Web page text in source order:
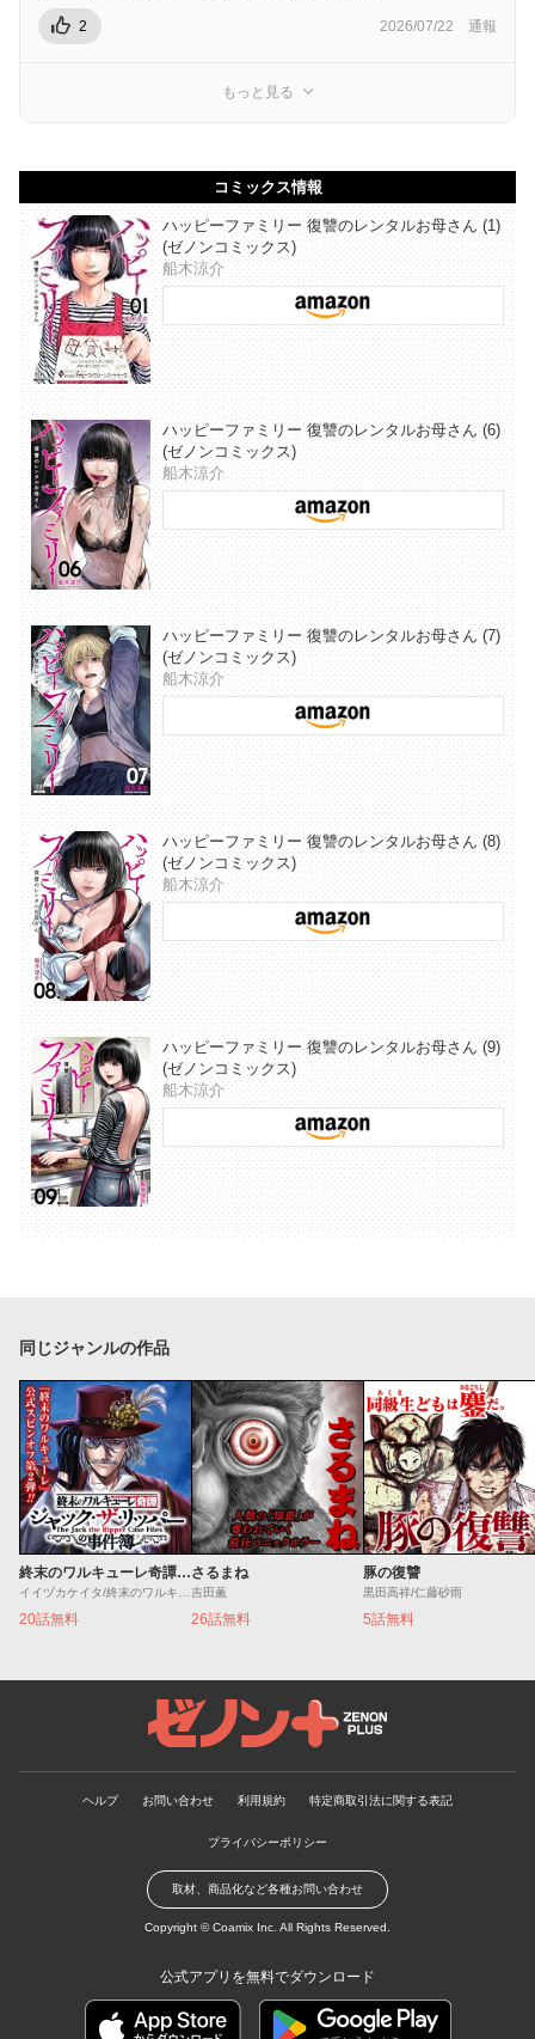
2 2026/07/22 通報
もっと見る
コミックス情報
ハッピーファミリー 復讐のレンタルお母さん (1)
(ゼノンコミックス)
船木涼介
ハッピーファミリー 復讐のレンタルお母さん (6)
(ゼノンコミックス)
船木涼介
ハッピーファミリー 復讐のレンタルお母さん (7)
(ゼノンコミックス)
船木涼介
ハッピーファミリー 復讐のレンタルお母さん (8)
(ゼノンコミックス)
船木涼介
ハッピーファミリー 復讐のレンタルお母さん (9)
(ゼノンコミックス)
船木涼介
同じジャンルの作品
終末のワルキューレ奇譚 ジャック・ザ・リッパーの事件簿
イイヅカケイタ/終末のワルキューレ
20話無料
さるまね
吉田薫
26話無料
豚の復讐
黒田高祥/仁藤砂雨
5話無料
ゼノンプラス
ヘルプ お問い合わせ 利用規約 特定商取引法に関する表記
プライバシーポリシー
取材、商品化など各種お問い合わせ
Copyright ©Coamix Inc. All Rights Reserved.
公式アプリを無料でダウンロード